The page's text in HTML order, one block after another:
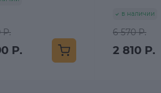
Р.
Р.
в наличии
6 570 Р.
2 810 Р.